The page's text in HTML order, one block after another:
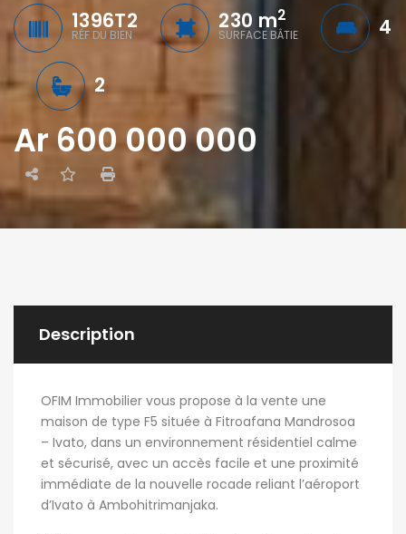
1396T2
RÉF DU BIEN
230 m2
SURFACE BÂTIE 4
2
Ar 600 000 000
Description
OFIM Immobilier vous propose à la vente une
maison de type F5 située à Fitroafana Mandrosoa
– Ivato, dans un environnement résidentiel calme
et sécurisé, avec un accès facile et une proximité
immédiate de la nouvelle rocade reliant l’aéroport
d’Ivato à Ambohitrimanjaka.